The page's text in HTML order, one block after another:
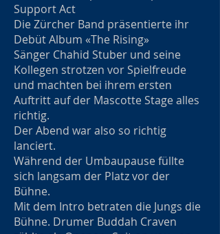
Support Act
Die Zürcher Band präsentierte ihr
Debüt Album «The Rising»
Sänger Chahid Stuber und seine
Kollegen strotzen vor Spielfreude
und machten bei ihrem ersten
Auftritt auf der Mascotte Stage alles
richtig.
Der Abend war also so richtig
lanciert.
Während der Umbaupause füllte
sich langsam der Platz vor der
Bühne.
Mit dem Intro betraten die Jungs die
Bühne. Drumer Buddah Craven